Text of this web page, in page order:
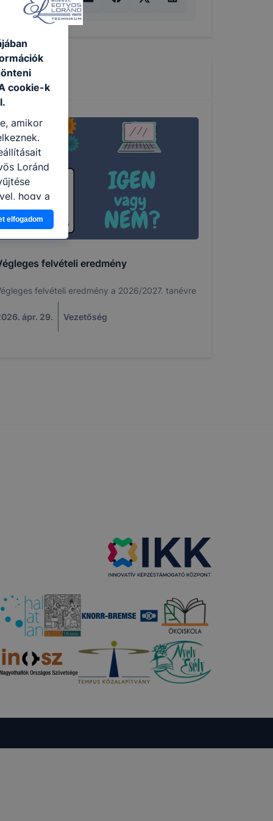
felvételi eredmény
felvételi eredmény a 2026/2027. tanévre
ápr. 29. Vezetőség
cookie-k
amikor
Loránd
hogy a
a
elfogadja
elfogadom